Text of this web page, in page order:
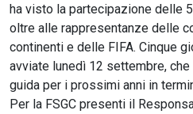
ha visto la partecipazione delle
oltre alle rappresentanze delle
continenti e delle FIFA. Cinque
avviate lunedì 12 settembre,
guida per i prossimi anni in
Per la FSGC presenti il